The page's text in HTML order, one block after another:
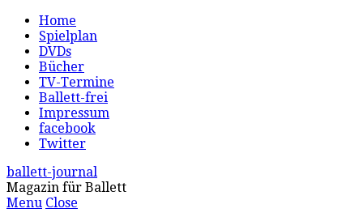
Home
Spielplan
DVDs
Bücher
TV-Termine
Ballett-frei
Impressum
facebook
Twitter
ballett-journal
Magazin für Ballett
Menu Close